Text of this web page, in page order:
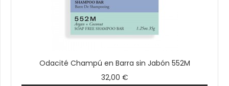
Odacité Champú en Barra sin Jabón 552M
32,00 €